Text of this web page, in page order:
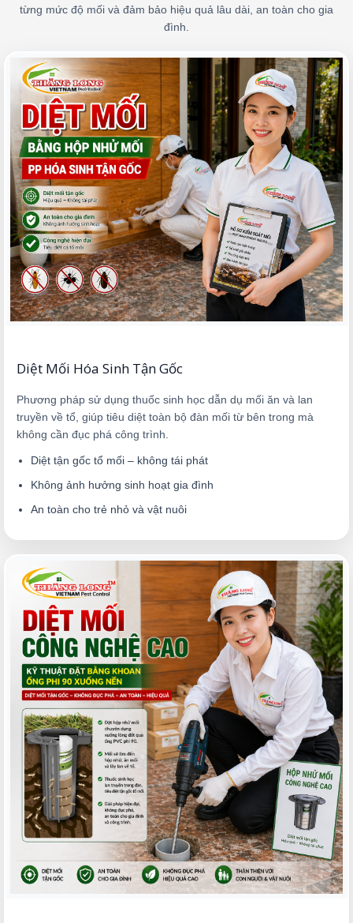
từng mức độ mối và đảm bảo hiệu quả lâu dài, an toàn cho gia
đình.
Diệt Mối Hóa Sinh Tận Gốc
Phương pháp sử dụng thuốc sinh học dẫn dụ mối ăn và lan
truyền về tổ, giúp tiêu diệt toàn bộ đàn mối từ bên trong mà
không cần đục phá công trình.
Diệt tận gốc tổ mối – không tái phát
Không ảnh hưởng sinh hoạt gia đình
An toàn cho trẻ nhỏ và vật nuôi